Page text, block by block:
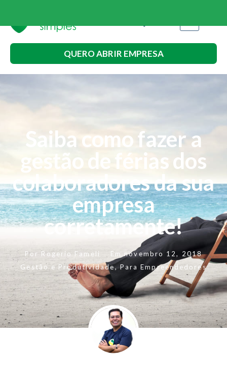
QUERO ABRIR EMPRESA
Saiba como fazer a
gestão de férias dos
colaboradores da sua
empresa
corretamente!
Por Rogerio Fameli Em novembro 12, 2018
Gestão e Produtividade,Para Empreendedores